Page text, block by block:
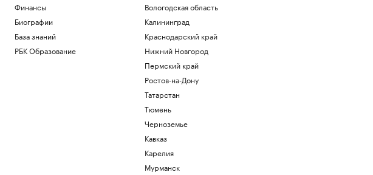
Политика
Как облигационный долг помог решить
задачи реального бизнеса. Кейсы
РБК и МСП Банк
Глава Адыгеи рассказал о последствиях
Генеалогический бум: почему люди
массово увлеклись семейной историей
Почему инвесторы выбирают офисы в
Финансы
Биографии
База знаний
РБК Образование
Вологодская область
Калининград
Краснодарский край
Нижний Новгород
Пермский край
Ростов-на-Дону
Татарстан
Тюмень
Черноземье
Кавказ
Карелия
Мурманск